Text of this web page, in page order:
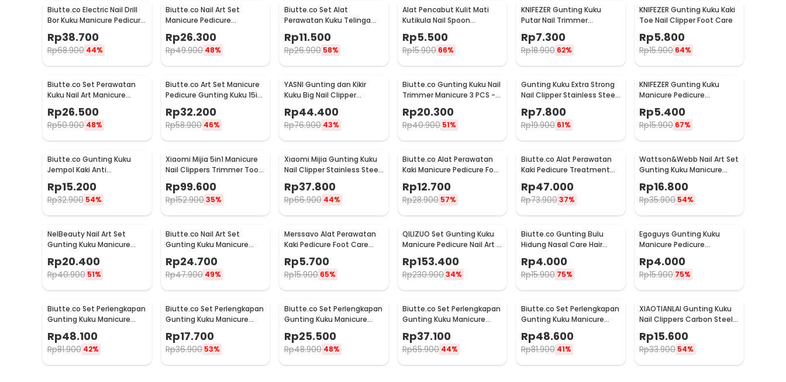
Biutte.co Electric Nail Drill
Bor Kuku Manicure Pedicure
20000RPM - JMD-100
Rp38.700
Rp68.900 44%
Biutte.co Nail Art Set
Manicure Pedicure
Stainless Steel 12 PCS -
012A
Rp26.300
Rp49.900 48%
Biutte.co Set Alat
Perawatan Kuku Telinga
Rp11.500
Rp26.900 58%
Alat Pencabut Kulit Mati
Kutikula Nail Spoon
Rp5.500
Rp15.900 66%
KNIFEZER Gunting Kuku
Putar Nail Trimmer
Manicure - MZ-017
Rp7.300
Rp18.900 62%
KNIFEZER Gunting Kuku Kaki
Toe Nail Clipper Foot Care
Rp5.800
Rp15.900 64%
Biutte.co Set Perawatan
Kuku Nail Art Manicure
Pedicure 16in1 - MJ1096-01
Rp26.500
Rp50.900 48%
Biutte.co Art Set Manicure
Pedicure Gunting Kuku 15in1
- MR-6103
Rp32.200
Rp58.900 46%
YASNI Gunting dan Kikir
Kuku Big Nail Clipper
J0087
Rp44.400
Rp76.900 43%
Biutte.co Gunting Kuku Nail
Trimmer Manicure 3 PCS -
Rp20.300
Rp40.900 51%
Gunting Kuku Extra Strong
Nail Clipper Stainless Steel
Rp7.800
Rp19.900 61%
KNIFEZER Gunting Kuku
Manicure Pedicure
Steel - Y-02ZJQ
Rp5.400
Rp15.900 67%
Biutte.co Gunting Kuku
Jempol Kaki Anti
MZ-020
Rp15.200
Rp32.900 54%
Xiaomi Mijia 5in1 Manicure
Nail Clippers Trimmer Tool
Set - MJZJD002QW
Rp99.600
Rp152.90035%
Xiaomi Mijia Gunting Kuku
Nail Clipper Stainless Steel
- MJZJD001QW
Rp37.800
Rp66.900 44%
Biutte.co Alat Perawatan
Kaki Manicure Pedicure Foot
Rp12.700
Rp28.900 57%
Biutte.co Alat Perawatan
Kaki Pedicure Treatment
Rp47.000
Rp73.900 37%
Wattson&Webb Nail Art Set
Gunting Kuku Manicure
Pedicure 12 PCS - B07T
Rp16.800
Rp35.900 54%
NelBeauty Nail Art Set
Gunting Kuku Manicure
Rp20.400
Rp40.900 51%
Biutte.co Nail Art Set
Gunting Kuku Manicure
Rp24.700
Rp47.900 49%
Merssavo Alat Perawatan
Kaki Pedicure Foot Care
Rp5.700
Rp15.900 65%
QILIZUO Set Gunting Kuku
Manicure Pedicure Nail Art 9
PCS - 309
Rp153.400
Rp230.90034%
Biutte.co Gunting Bulu
Hidung Nasal Care Hair
Rp4.000
Rp15.900 75%
Egoguys Gunting Kuku
Manicure Pedicure
Steel - NT97
Rp4.000
Rp15.900 75%
Biutte.co Set Perlengkapan
Gunting Kuku Manicure
Pedicure Nail Clipper 18 PCS
- S0M020
Rp48.100
Rp81.900 42%
Biutte.co Set Perlengkapan
Gunting Kuku Manicure
- S0M020
Rp17.700
Rp36.900 53%
Biutte.co Set Perlengkapan
Gunting Kuku Manicure
- S0M020
Rp25.500
Rp48.900 48%
Biutte.co Set Perlengkapan
Gunting Kuku Manicure
Pedicure Nail Clipper 12 PCS
- S0M020
Rp37.100
Rp65.900 44%
Biutte.co Set Perlengkapan
Gunting Kuku Manicure
Pedicure Nail Clipper 16 PCS
- S0M020
Rp48.600
Rp81.900 41%
XIAOTIANLAI Gunting Kuku
Nail Clippers Carbon Steel
Mr-1111 - XGK
Rp15.600
Rp33.900 54%